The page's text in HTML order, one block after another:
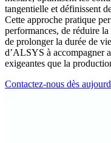
tangentielle et définissent
Cette approche pratique
performances, de réduire
de prolonger la durée de
d’ALSYS à accompagner
exigeantes que la
Contactez-nous dès